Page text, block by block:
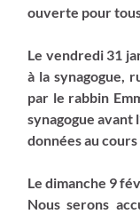
ouverte pour
Le vendredi 31
à la synagogue,
par le rabbin
synagogue avant
données au cours
Le dimanche 9
Nous serons